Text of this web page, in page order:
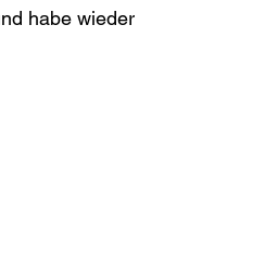
habe wieder